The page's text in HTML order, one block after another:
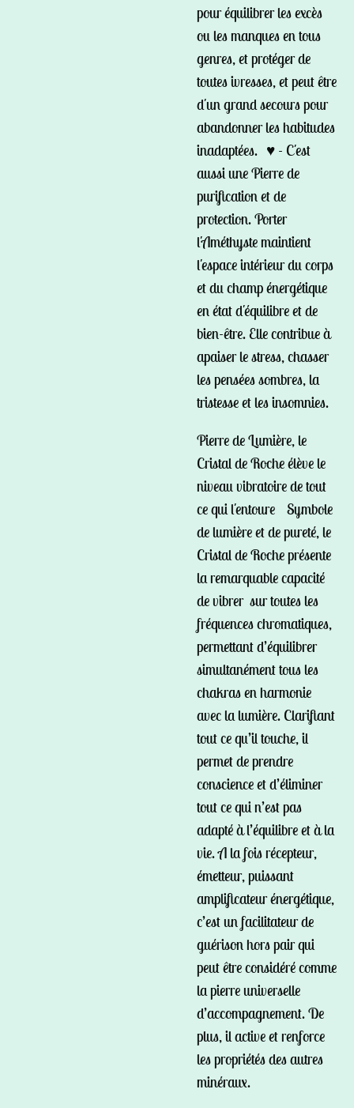
pour équilibrer les excès
ou les manques en tous
genres, et protéger de
toutes ivresses, et peut être
d'un grand secours pour
abandonner les habitudes
inadaptées. ♥ - C'est
aussi une Pierre de
purification et de
protection. Porter
l'Améthyste maintient
l'espace intérieur du corps
et du champ énergétique
en état d'équilibre et de
bien-être. Elle contribue à
apaiser le stress, chasser
les pensées sombres, la
tristesse et les insomnies.
Pierre de Lumière, le
Cristal de Roche élève le
niveau vibratoire de tout
ce qui l'entoure Symbole
de lumière et de pureté, le
Cristal de Roche présente
la remarquable capacité
de vibrer sur toutes les
fréquences chromatiques,
permettant d’équilibrer
simultanément tous les
chakras en harmonie
avec la lumière. Clarifiant
tout ce qu’il touche, il
permet de prendre
conscience et d’éliminer
tout ce qui n’est pas
adapté à l’équilibre et à la
vie. A la fois récepteur,
émetteur, puissant
amplificateur énergétique,
c’est un facilitateur de
guérison hors pair qui
peut être considéré comme
la pierre universelle
d’accompagnement. De
plus, il active et renforce
les propriétés des autres
minéraux.